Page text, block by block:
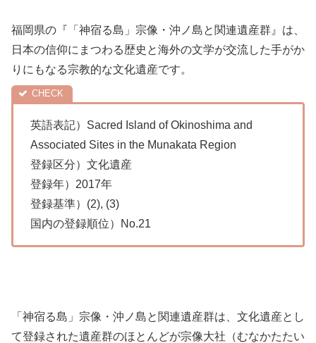
福岡県の『「神宿る島」宗像・沖ノ島と関連遺産群』は、
日本の信仰にまつわる歴史と海外の文学が交流した手がか
りにもなる宗教的な文化遺産です。
英語表記）Sacred Island of Okinoshima and
Associated Sites in the Munakata Region
登録区分）文化遺産
登録年）2017年
登録基準）(2), (3)
国内の登録順位）No.21
「神宿る島」宗像・沖ノ島と関連遺産群は、文化遺産とし
て登録された遺産群のほとんどが宗像大社（むなかたたい